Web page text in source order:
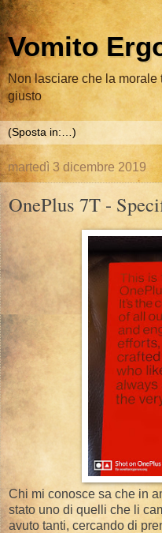
Vomito
Non lasciare che la
giusto
martedì 3 dicembre 2019
OnePlus 7T -
Chi mi conosce sa che in
stato uno di quelli che li
avuto tanti, cercando di